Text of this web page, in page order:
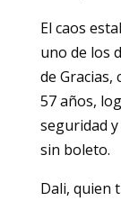
El caos
uno de los
de Gracias,
57 años,
seguridad
sin boleto.
Dali, quien